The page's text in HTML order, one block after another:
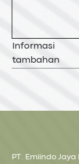
Informasi
tambahan
PT. Emiindo